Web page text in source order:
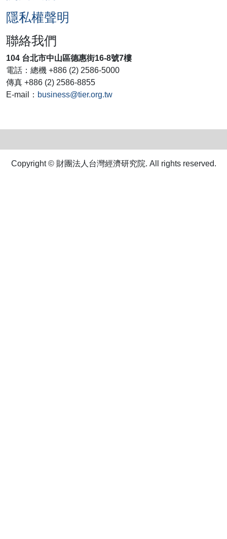
隱私權聲明
聯絡我們
104 台北市中山區德惠街16-8號7樓
電話：總機 +886 (2) 2586-5000
傳真 +886 (2) 2586-8855
E-mail： business@tier.org.tw
Copyright © 財團法人台灣經濟研究院. All rights reserved.